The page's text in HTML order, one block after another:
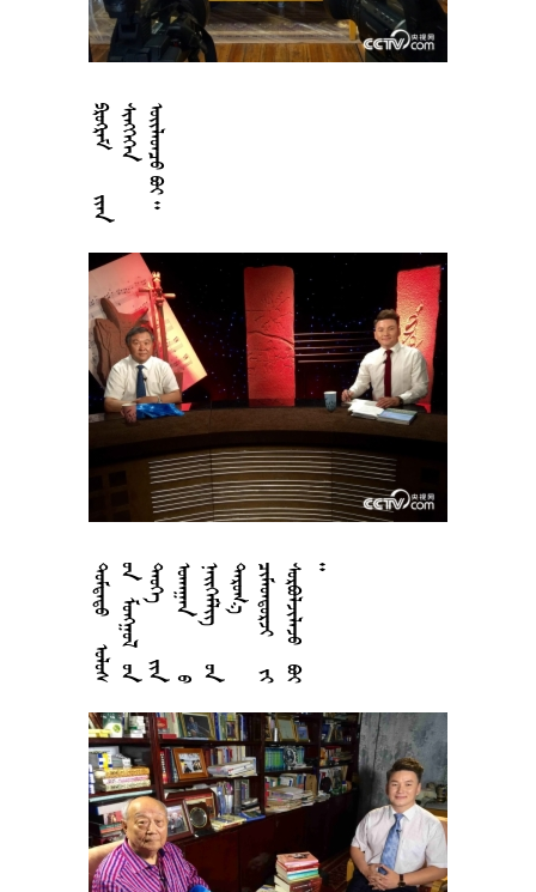




























 















































































 